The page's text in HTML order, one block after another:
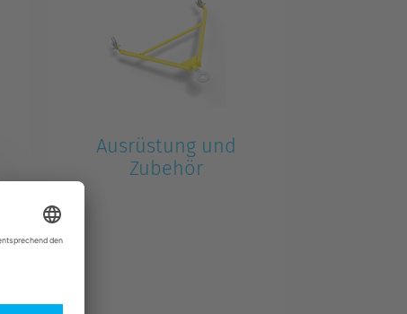
Ausrüstung und
Zubehör